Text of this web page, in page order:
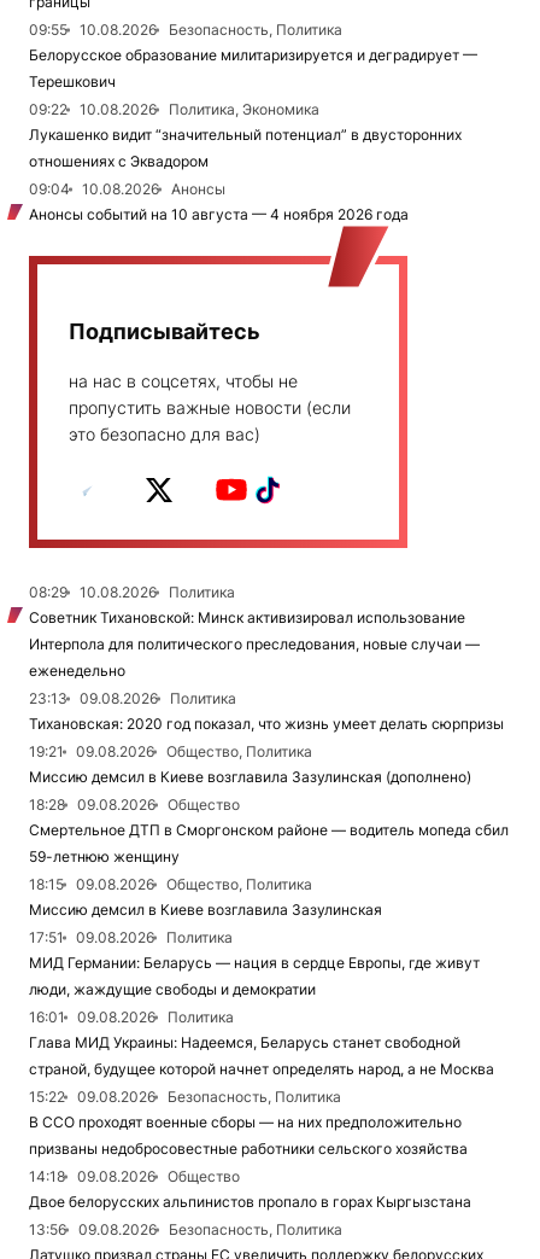
09:55
10.08.2026
Безопасность, Политика
Белорусское образование милитаризируется и деградирует —
Терешкович
09:22
10.08.2026
Политика, Экономика
Лукашенко видит “значительный потенциал” в двусторонних
отношениях с Эквадором
09:04
10.08.2026
Анонсы
Анонсы событий на 10 августа — 4 ноября 2026 года
Подписывайтесь
на нас в соцсетях, чтобы не
пропустить важные новости (если
это безопасно для вас)
08:29 10.08.2026
Политика
Советник Тихановской: Минск активизировал использование
Интерпола для политического преследования, новые случаи —
еженедельно
23:13
09.08.2026
Политика
Тихановская: 2020 год показал, что жизнь умеет делать сюрпризы
19:21
09.08.2026
Общество, Политика
Миссию демсил в Киеве возглавила Зазулинская (дополнено)
18:28
09.08.2026
Общество
Смертельное ДТП в Сморгонском районе — водитель мопеда сбил
59-летнюю женщину
18:15
09.08.2026
Общество, Политика
Миссию демсил в Киеве возглавила Зазулинская
17:51
09.08.2026
Политика
МИД Германии: Беларусь — нация в сердце Европы, где живут
люди, жаждущие свободы и демократии
16:01
09.08.2026
Политика
Глава МИД Украины: Надеемся, Беларусь станет свободной
страной, будущее которой начнет определять народ, а не Москва
15:22
09.08.2026
Безопасность, Политика
В ССО проходят военные сборы — на них предположительно
призваны недобросовестные работники сельского хозяйства
14:18
09.08.2026
Общество
Двое белорусских альпинистов пропало в горах Кыргызстана
13:56
09.08.2026
Безопасность, Политика
Латушко призвал страны ЕС увеличить поддержку белорусских